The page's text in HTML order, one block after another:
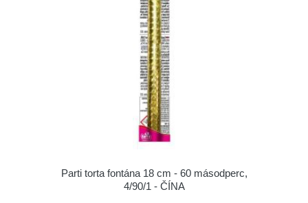
Parti torta fontána 18 cm - 60 másodperc,
4/90/1 - ČÍNA